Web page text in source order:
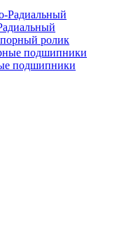
ролик
подшипники